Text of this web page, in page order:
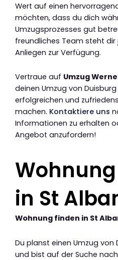
Wert auf einen
möchten, dass du dich
Umzugsprozesses gut
freundliches Team steht dir
Anliegen zur Verfügung.
Vertraue auf Umzug
deinen Umzug von
erfolgreichen und
machen. Kontaktiere uns
Informationen zu erhalten
Angebot anzufordern!
in St
Wohnung finden in St
Du planst einen Umzug von
und bist auf der Suche